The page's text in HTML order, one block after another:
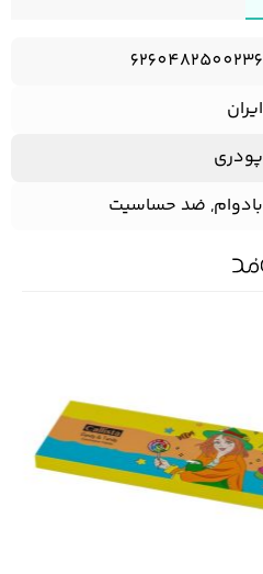
6260482500236
ایران
پودری
بادوام, ضد حساسیت